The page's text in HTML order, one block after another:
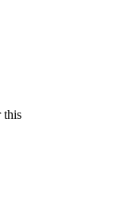
this